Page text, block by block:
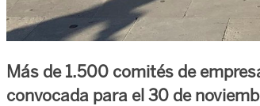
Más de 1.500 comités de
convocada para el 30 de